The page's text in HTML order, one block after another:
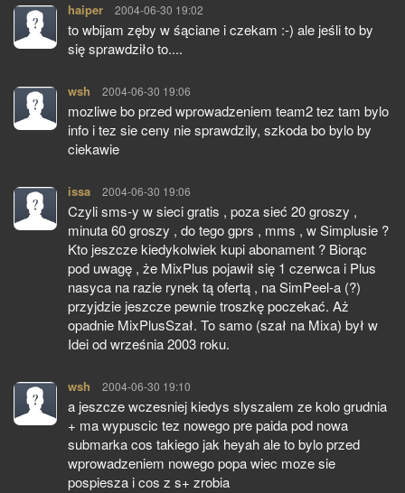
haiper pisze:
2004-06-30 19:02
to wbijam zęby w śąciane i czekam :-) ale jeśli to by
się sprawdziło to....
wsh pisze:
2004-06-30 19:06
mozliwe bo przed wprowadzeniem team2 tez tam bylo
info i tez sie ceny nie sprawdzily, szkoda bo bylo by
ciekawie
issa pisze:
2004-06-30 19:06
Czyli sms-y w sieci gratis , poza sieć 20 groszy ,
minuta 60 groszy , do tego gprs , mms , w Simplusie ?
Kto jeszcze kiedykolwiek kupi abonament ? Biorąc
pod uwagę , że MixPlus pojawił się 1 czerwca i Plus
nasyca na razie rynek tą ofertą , na SimPeel-a (?)
przyjdzie jeszcze pewnie troszkę poczekać. Aż
opadnie MixPlusSzał. To samo (szał na Mixa) był w
Idei od września 2003 roku.
wsh pisze:
2004-06-30 19:10
a jeszcze wczesniej kiedys slyszalem ze kolo grudnia
+ ma wypuscic tez nowego pre paida pod nowa
submarka cos takiego jak heyah ale to bylo przed
wprowadzeniem nowego popa wiec moze sie
pospiesza i cos z s+ zrobia